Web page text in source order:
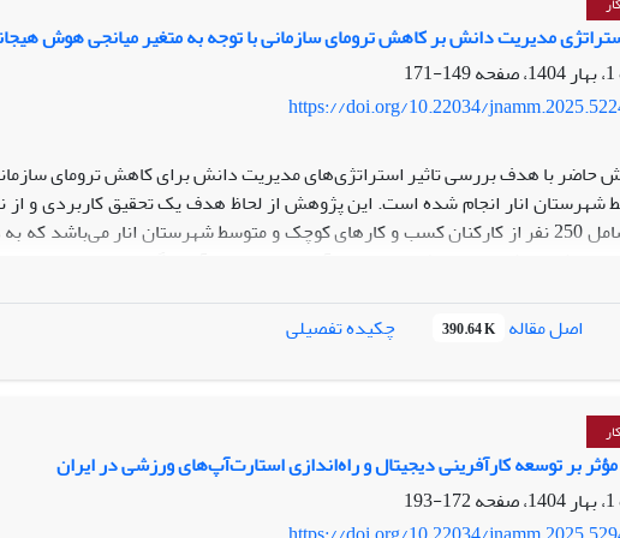
کمک کنند تا با شناسایی معیارهای مؤثر، تعامل مؤثرتر با مخاطبان
مدیریت دانش بر کاهش ترومای سازمانی با توجه به متغیر میانجی هوش
149-171
https://doi.org/10.22034/
حاضر با هدف بررسی تاثیر استراتژی‌های مدیریت دانش برای کاهش ترومای
انار انجام شده است. این پژوهش از لحاظ هدف یک تحقیق کاربردی و از
این پژوهش شامل 250 نفر از کارکنان کسب و کارهای کوچک و متوسط شهرستان انار
بر کاهش ترومای سازمانی با توجه به متغیر میانجی هوش هیجانی در کسب و کارهای
اصل مقاله 390.64 K چکیده تفصیلی
بر توسعه کارآفرینی دیجیتال و راه‌اندازی استارت‌آپ‌های ورزشی در ایران
172-193